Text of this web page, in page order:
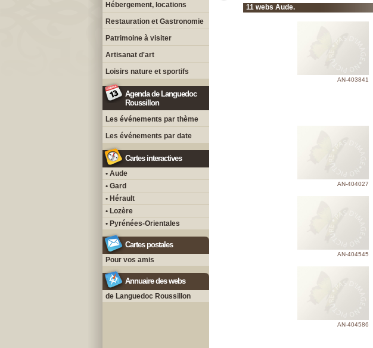
Hébergement, locations
Restauration et Gastronomie
Patrimoine à visiter
Artisanat d'art
Loisirs nature et sportifs
Agenda de Languedoc
Roussillon
Les événements par thème
Les événements par date
Cartes interactives
• Aude
• Gard
• Hérault
• Lozère
• Pyrénées-Orientales
Cartes postales
Pour vos amis
Annuaire des webs
de Languedoc Roussillon
11 webs Aude.
AN-403841
AN-404027
AN-404545
AN-404586